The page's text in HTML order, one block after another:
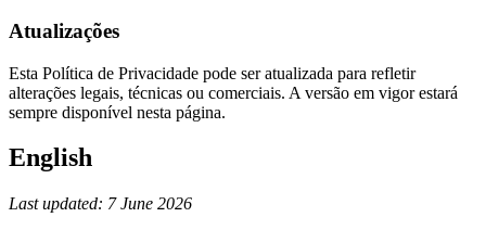
Atualizações
Esta Política de Privacidade pode ser atualizada para refletir
alterações legais, técnicas ou comerciais. A versão em vigor estará
sempre disponível nesta página.
English
Last updated: 7 June 2026